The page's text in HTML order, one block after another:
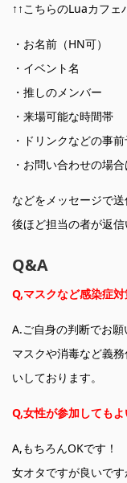
↑↑こちらのLuaカフェ
・お名前（HN可）
・イベント名
・推しのメンバー
・来場可能な時間帯
・ドリンクなどの事
・お問い合わせの場
などをメッセージで送
後ほど担当の者が返信
Q&A
Q,マスクなど感染症
A.ご自身の判断でお
マスクや消毒など義
いしております。
Q,女性が参加しても
A,もちろんOKです！
女オタですが良いで